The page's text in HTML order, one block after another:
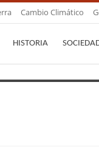
Cambio Climático
HISTORIA